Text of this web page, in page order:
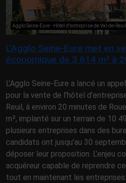
Agglo Seine-Eure - Hôtel d'entreprise de Val-de-
L’Agglo Seine-Eure met en
économique de 3 614 m² à
L’Agglo Seine-Eure a lancé un
pour la vente de l’hôtel
Reuil, à environ 20 minutes de
m², implanté sur un terrain de 10
plusieurs entreprises dans des
candidats ont jusqu’au 30
déposer leur proposition. L’enjeu
acquéreur capable de reprendre
tout en maintenant les